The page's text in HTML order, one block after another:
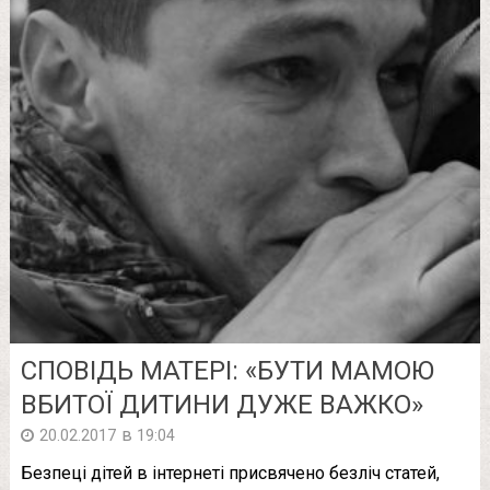
СПОВІДЬ МАТЕРІ: «БУТИ МАМОЮ
ВБИТОЇ ДИТИНИ ДУЖЕ ВАЖКО»
20.02.2017 в 19:04
Безпеці дітей в інтернеті присвячено безліч статей,